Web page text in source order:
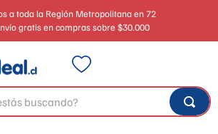
a toda la Región Metropolitana en 72
gratis en compras sobre $30.000
buscando?